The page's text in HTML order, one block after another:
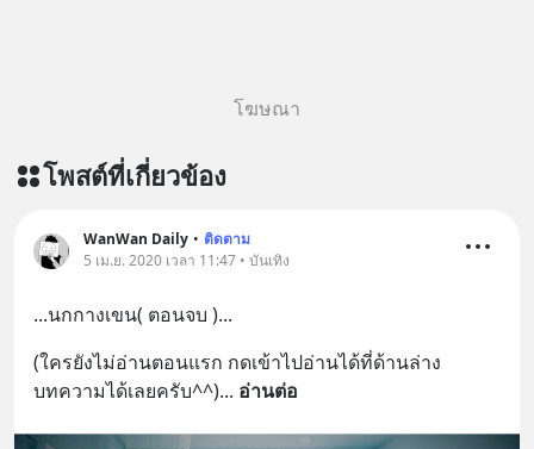
โฆษณา
โพสต์ที่เกี่ยวข้อง
WanWan Daily • ติดตาม
5 เม.ย. 2020 เวลา 11:47 • บันเทิง
...นกกางเขน( ตอนจบ )...
(ใครยังไม่อ่านตอนแรก กดเข้าไปอ่านได้ที่ด้านล่าง
บทความได้เลยครับ^^)... อ่านต่อ